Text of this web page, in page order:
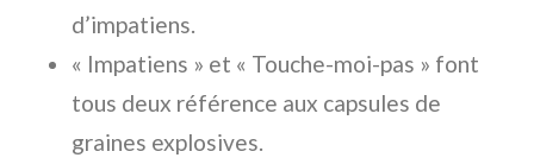
d’impatiens.
« Impatiens » et « Touche-moi-pas » font
tous deux référence aux capsules de
graines explosives.